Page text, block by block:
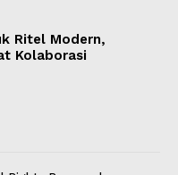
Ritel Modern,
Kolaborasi